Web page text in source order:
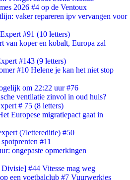
2026 #4 op de Ventoux
vaker repareren ipv vervangen voor
#91 (10 letters)
van koper en kobalt, Europa zal
#143 (9 letters)
#10 Helene je kan het niet stop
om 22:22 uur #76
ventilatie zinvol in oud huis?
# 75 (8 letters)
Europese migratiepact gaat in
(7lettereditie) #50
#11
ongepaste opmerkingen
#44 Vitesse mag weg
een voetbalclub #7 Vuurwerkjes